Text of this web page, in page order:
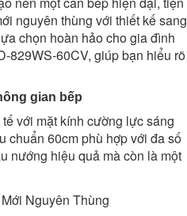
nguyên thùng với thiết kế sang
chọn hoàn hảo cho gia đình
829WS-60CV, giúp bạn hiểu rõ
gian bếp
với mặt kính cường lực sáng
chuẩn 60cm phù hợp với đa số
nướng hiệu quả mà còn là một